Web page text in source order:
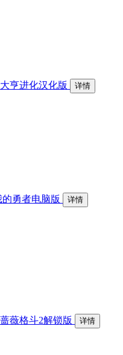
亨进化汉化版 详情
的勇者电脑版 详情
蔷薇格斗2解锁版 详情